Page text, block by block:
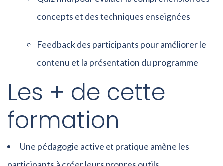
concepts et des techniques enseignées
Feedback des participants pour améliorer le
contenu et la présentation du programme
Les + de cette
formation
Une pédagogie active et pratique amène les